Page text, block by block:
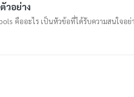
วอย่าง
คืออะไร เป็นหัวข้อที่ได้รับความสนใจอ